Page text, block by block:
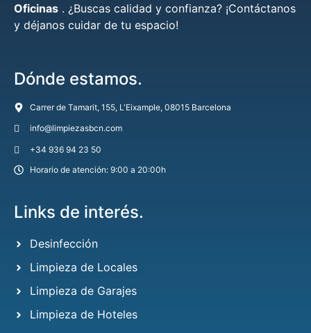
Oficinas . ¿Buscas calidad y confianza? ¡Contáctanos
y déjanos cuidar de tu espacio!
Dónde estamos.
Carrer de Tamarit, 155, L'Eixample, 08015 Barcelona
info@limpiezasbcn.com
+34 936 94 23 50
Horario de atención: 9:00 a 20:00h
Links de interés.
Desinfección
Limpieza de Locales
Limpieza de Garajes
Limpieza de Hoteles